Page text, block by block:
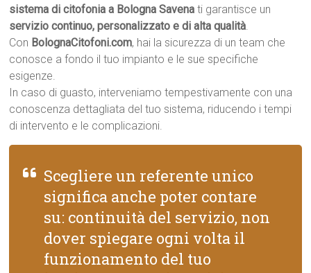
sistema di citofonia a Bologna Savena ti garantisce un
servizio continuo, personalizzato e di alta qualità.
Con BolognaCitofoni.com, hai la sicurezza di un team che
conosce a fondo il tuo impianto e le sue specifiche
esigenze.
In caso di guasto, interveniamo tempestivamente con una
conoscenza dettagliata del tuo sistema, riducendo i tempi
di intervento e le complicazioni.
Scegliere un referente unico
significa anche poter contare
su: continuità del servizio, non
dover spiegare ogni volta il
funzionamento del tuo